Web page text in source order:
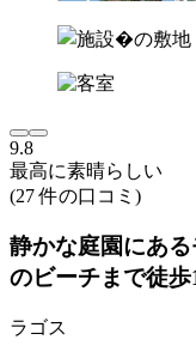
9.8
最高に素晴らしい
(27 件の口コミ)
静かな庭園にあ
のビーチまで徒歩
ラゴス